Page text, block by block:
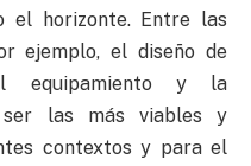
el horizonte. Entre las
ejemplo, el diseño de
equipamiento y la
ser las más viables y
contextos y para el